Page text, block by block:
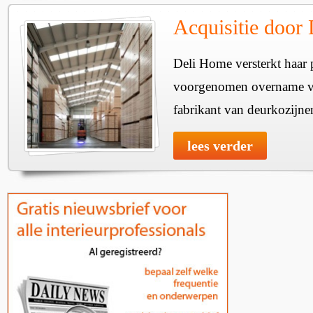
Acquisitie door
Deli Home versterkt haar
voorgenomen overname
fabrikant van
lees verder